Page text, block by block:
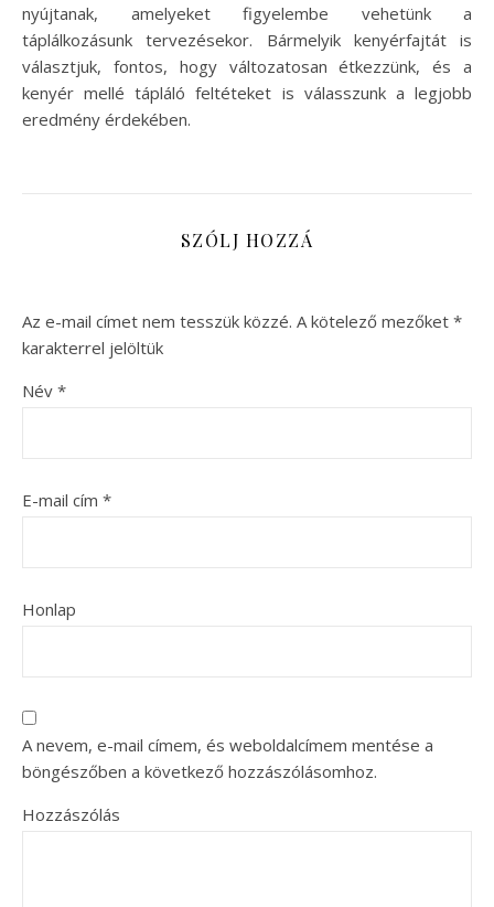
nyújtanak, amelyeket figyelembe vehetünk a
táplálkozásunk tervezésekor. Bármelyik kenyérfajtát is
választjuk, fontos, hogy változatosan étkezzünk, és a
kenyér mellé tápláló feltéteket is válasszunk a legjobb
eredmény érdekében.
SZÓLJ HOZZÁ
Az e-mail címet nem tesszük közzé. A kötelező mezőket *
karakterrel jelöltük
Név *
E-mail cím *
Honlap
A nevem, e-mail címem, és weboldalcímem mentése a
böngészőben a következő hozzászólásomhoz.
Hozzászólás